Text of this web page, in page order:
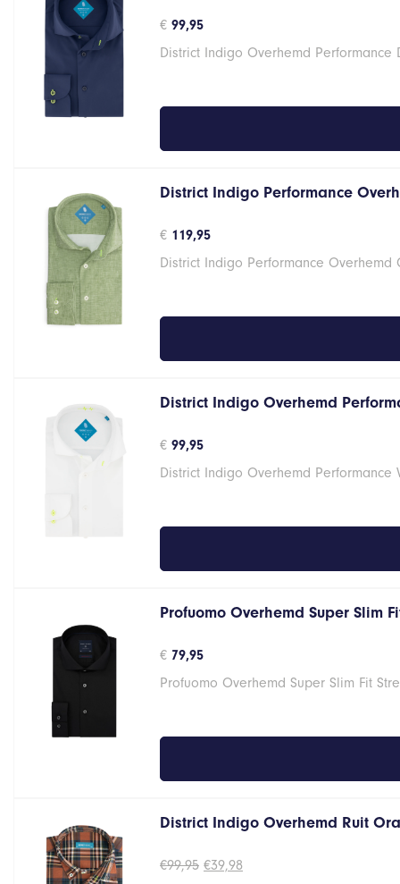
€ 99,95
District Indigo Overhemd Performance
District Indigo Performance
€ 119,95
District Indigo Performance Overhemd
District Indigo Overhemd
€ 99,95
District Indigo Overhemd Performance
Profuomo Overhemd Super Slim
€ 79,95
Profuomo Overhemd Super Slim Fit
District Indigo Overhemd Ruit
€99,95 Oorspronkelijke
€39,98Huidige